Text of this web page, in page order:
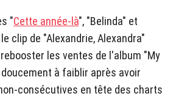
"Cette année-là", "Belinda" et
le clip de "Alexandrie, Alexandra"
les ventes de l'album "My
à faiblir après avoir
consécutives en tête des charts